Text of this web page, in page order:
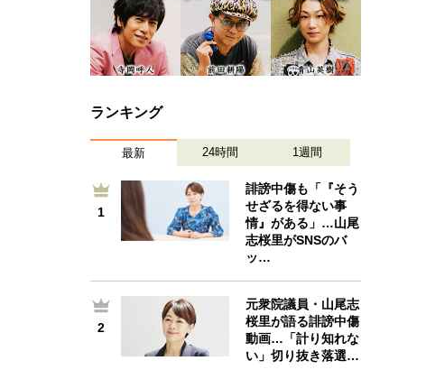
ランキング
最新 24時間 1週間
1
誹謗中傷も「『そう
せざるを得ない事
情』がある」…山尾
志桜里がSNSのバ
ッ…
2
元衆院議員・山尾志
桜里が語る誹謗中傷
動画…「計り知れな
い」切り抜き落選…